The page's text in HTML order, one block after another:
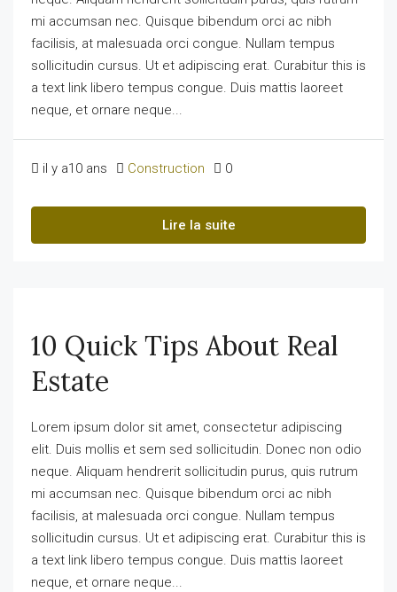
mi accumsan nec. Quisque bibendum orci ac nibh
facilisis, at malesuada orci congue. Nullam tempus
sollicitudin cursus. Ut et adipiscing erat. Curabitur this is
a text link libero tempus congue. Duis mattis laoreet
neque, et ornare neque...
il y a10 ans Construction 0
Lire la suite
10 Quick Tips About Real
Estate
Lorem ipsum dolor sit amet, consectetur adipiscing
elit. Duis mollis et sem sed sollicitudin. Donec non odio
neque. Aliquam hendrerit sollicitudin purus, quis rutrum
mi accumsan nec. Quisque bibendum orci ac nibh
facilisis, at malesuada orci congue. Nullam tempus
sollicitudin cursus. Ut et adipiscing erat. Curabitur this is
a text link libero tempus congue. Duis mattis laoreet
neque, et ornare neque...